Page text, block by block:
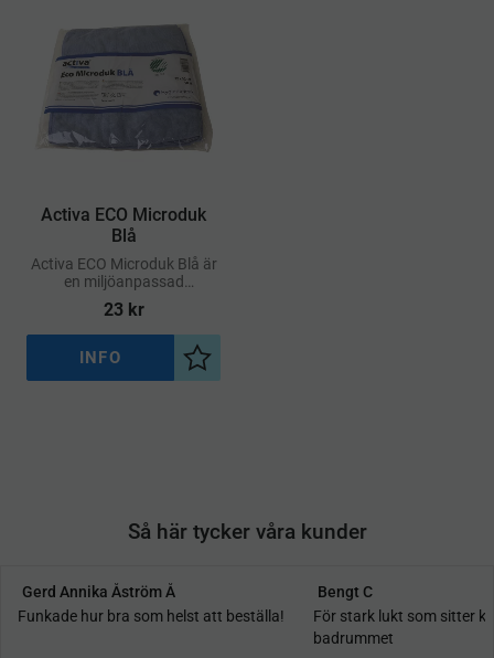
Activa ECO Microduk
Blå
Activa ECO Microduk Blå är
en miljöanpassad
mikrofiberduk av hög
kvalitet som kan användas
på alla hårda ytor, både torr
och fuktig
23kr
Lägg till i önskelista
INFO
Så här tycker våra kunder